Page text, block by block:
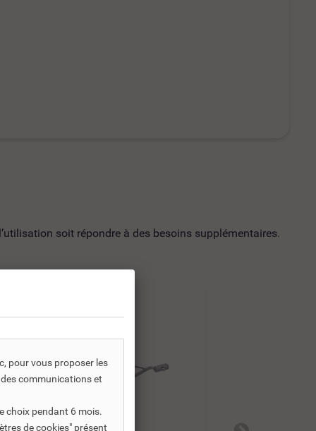
soit répondre à des besoins supplémentaires.
pour vous proposer les
communications et
choix pendant 6 mois.
de cookies" présent